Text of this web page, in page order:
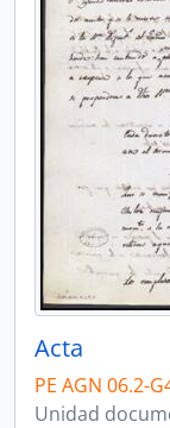
Acta
PE AGN 06.2-
Unidad